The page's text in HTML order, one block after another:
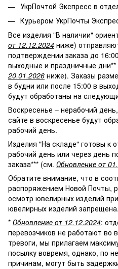
УкрПочтой Экспресс в
Курьером УкрПочты
Все изделия "В наличии"
от 12.12.2024 ниже)
подтверждении заказа до
выходные и праздничные
20.01.2026 ниже). Заказы
в будни или после 15:00 в
будут обработаны на
Воскресенье – нерабочий
сайте в воскресенье будут
рабочий день.
Изделия "На складе" готовы к
рабочий день или через день
заказа*** (см. Обновление от
Обратите внимание, что в
распоряжением Новой Почты,
осмотр ювелирных изделий
ювелирных изделий запрещена.
* Обновление от 12.12.2024:
перевозчиков не работают во
тревоги, мы прилагаем
посылку вовремя, однако, по
причинам, могут быть